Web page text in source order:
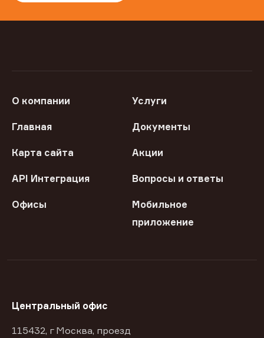
О компании Услуги
Главная Документы
Карта сайта Акции
API Интеграция Вопросы и ответы
Офисы
Мобильное
приложение
Центральный офис
115432, г Москва, проезд